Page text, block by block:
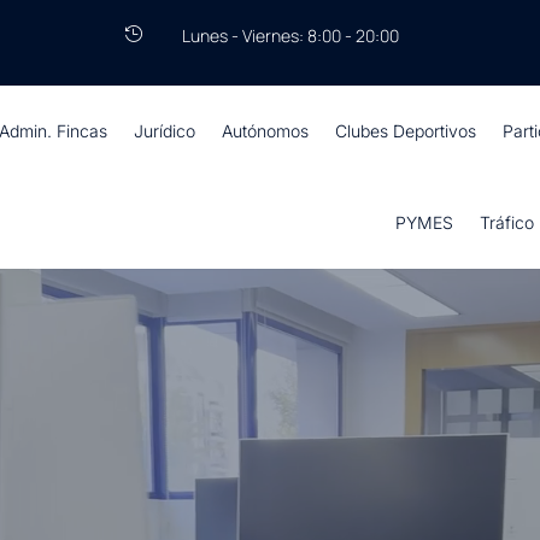
 Lunes - Viernes: 8:00 - 20:00
Admin. Fincas Jurídico Autónomos Clubes Deportivos
PYMES Tráfico